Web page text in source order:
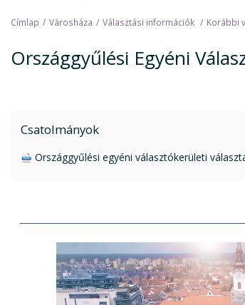
Címlap Városháza Választási információk Korábbi
Országgyűlési Egyéni
Csatolmányok
doc csatolmány:
Országgyűlési egyéni választókerületi